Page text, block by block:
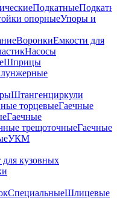
Подкатные
опорныеУпоры и
ВоронкиЕмкости для
Насосы
Шприцы
Штангенциркули
торцевыеГаечные
Гаечные
трещоточныеГаечные
УКМ
кузовных
СпециальныеШлицевые